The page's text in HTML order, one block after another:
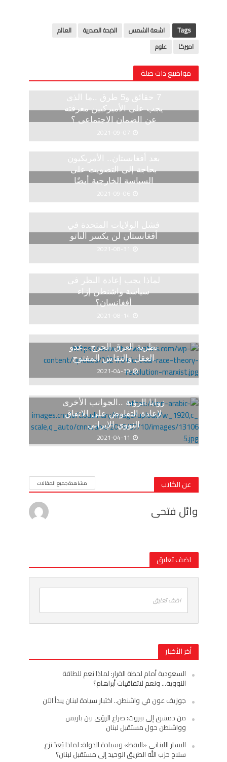
Tags اشعة الشمس الذبحة الصدرية
العالم
اميركا
علوم
مواضيع ذات صلة
7 حقائق و5 طرق ..ما الذى
يجب على الأميركيين معرفته
عن الضمان الاجتماعى ؟
2021-09-07
بعد أفغانستان.. الأمريكيون
بحاجة إلى التصويت على
السياسة الخارجية أيضًا
2021-09-06
فشل الولايات المتحدة في
أفغانستان لن يكسر الناتو
2021-08-31
لماذا يجب إعادة النظر فى
سياسة واشنطن إزاء
أفغانسان؟
2021-08-14
نظرية العرق الحرج ..عدو
العقل والنقاش المفتوح
2021-04-30
زوايا الرؤية ..الجوانب الأخرى
لإعادة التفاوض على الاتفاق
النووي الإيراني
2021-04-11
عن الكاتب مشاهدة جميع المقالات
وائل فتحى
اضف تعليق
اضف تعليق
أخر الأخبار
السعودية أمام لحظة القرار: لماذا نعم للطاقة
النووية… ونعم لاتفاقيات أبراهام؟
جوزيف عون في واشنطن.. اختبار سيادة لبنان يبدأ الآن
من دمشق إلى بيروت: صراع الرؤى بين باريس
وواشنطن حول مستقبل لبنان
اليسار اللبناني «اليقظ» وسيادة الدولة: لماذا يُعدّ نزع
سلاح حزب الله الطريق الوحيد إلى مستقبل لبنان؟